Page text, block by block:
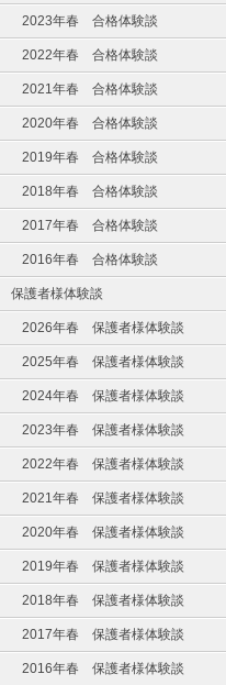
2023年春 合格体験談
2022年春 合格体験談
2021年春 合格体験談
2020年春 合格体験談
2019年春 合格体験談
2018年春 合格体験談
2017年春 合格体験談
2016年春 合格体験談
保護者様体験談
2026年春 保護者様体験談
2025年春 保護者様体験談
2024年春 保護者様体験談
2023年春 保護者様体験談
2022年春 保護者様体験談
2021年春 保護者様体験談
2020年春 保護者様体験談
2019年春 保護者様体験談
2018年春 保護者様体験談
2017年春 保護者様体験談
2016年春 保護者様体験談